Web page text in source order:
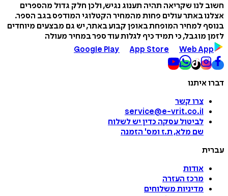
חשוב לנו שקריאה תהיה תענוג נגיש, ולכן חלק גדול מהספרים
אצלנו באתר עולים פחות מהמחיר הקטלוגי המודפס בגב הספר.
בנוסף למחיר המופחת באופן קבוע באתר, יש גם מבצעים מיוחדים
לזמן מוגבל, כי תמיד כיף לגלות עוד ספר במחיר מעולה
Google Play
App Store Web App
דברו איתנו
צרו קשר
service@e-vrit.co.il
לביטול עסקה כדין יש לשלוח
שם מלא, ת.ז ומס' הזמנה
עברית
אודות
מרכז העזרה
מדיניות משלוחים